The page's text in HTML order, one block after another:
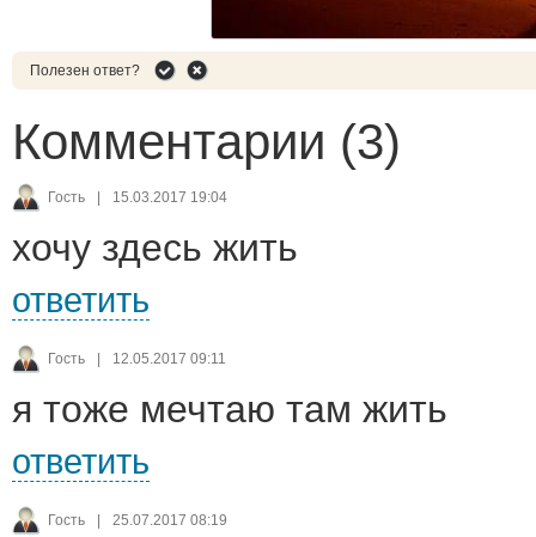
Полезен ответ?
Комментарии (3)
Гость | 15.03.2017 19:04
хочу здесь жить
ответить
Гость | 12.05.2017 09:11
я тоже мечтаю там жить
ответить
Гость | 25.07.2017 08:19